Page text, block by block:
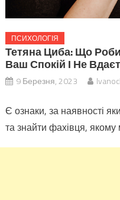
ПСИХОЛОГІЯ
Тетяна Циба: Що
Ваш Спокій І Не
9 Березня, 2023
Є ознаки, за наявності
та знайти фахівця,